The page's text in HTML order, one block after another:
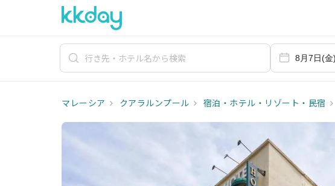
マレーシア クアラルンプール 宿泊・ホテル・リゾート・民宿